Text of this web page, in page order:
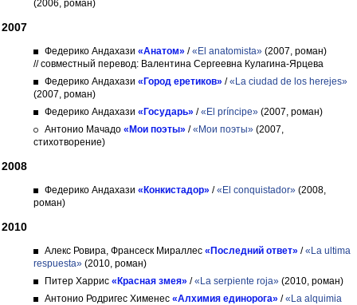
(2006, роман)
2007
Федерико Андахази «Анатом» /«El anatomista» (2007, роман)
// совместный перевод: Валентина Сергеевна Кулагина-Ярцева
Федерико Андахази «Город еретиков» /«La ciudad de los herejes»
(2007, роман)
Федерико Андахази «Государь» /«El príncipe» (2007, роман)
Антонио Мачадо «Мои поэты» /«Мои поэты» (2007,
стихотворение)
2008
Федерико Андахази «Конкистадор» /«El conquistador» (2008,
роман)
2010
Алекс Ровира, Франсеск Мираллес «Последний ответ» /«La ultima
respuesta» (2010, роман)
Питер Харрис «Красная змея» /«La serpiente roja» (2010, роман)
Антонио Родригес Хименес «Алхимия единорога» /«La alquimia